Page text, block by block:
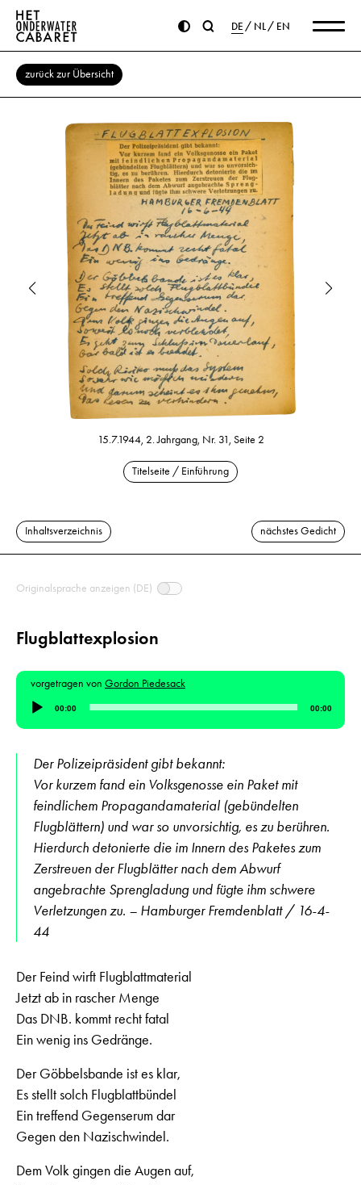
DE NL EN
zurück zur Übersicht
15.7.1944, 2. Jahrgang, Nr. 31, Seite 2
Titelseite / Einführung
Inhaltsverzeichnis nächstes Gedicht
Originalsprache anzeigen (DE)
Flugblattexplosion
vorgetragen von Gordon Piedesack
Audio-
Player
00:00 00:00
Der Polizeipräsident gibt bekannt:
Vor kurzem fand ein Volksgenosse ein Paket mit
feindlichem Propagandamaterial (gebündelten
Flugblättern) und war so unvorsichtig, es zu berühren.
Hierdurch detonierte die im Innern des Paketes zum
Zerstreuen der Flugblätter nach dem Abwurf
angebrachte Sprengladung und fügte ihm schwere
Verletzungen zu. – Hamburger Fremdenblatt / 16-4-
44
Der Feind wirft Flugblattmaterial
Jetzt ab in rascher Menge
Das DNB. kommt recht fatal
Ein wenig ins Gedränge.
Der Göbbelsbande ist es klar,
Es stellt solch Flugblattbündel
Ein treffend Gegenserum dar
Gegen den Nazischwindel.
Dem Volk gingen die Augen auf,